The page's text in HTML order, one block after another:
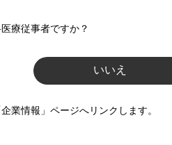
療従事者ですか？
いいえ
業情報」ページへリンクします。
、歯科技工士）に